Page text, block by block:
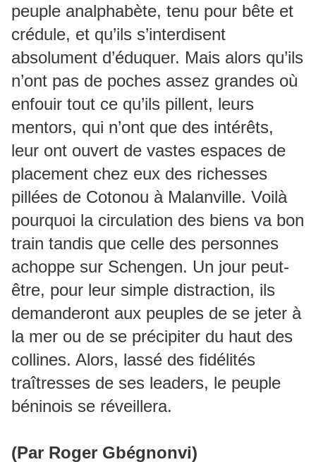
peuple analphabète, tenu pour bête et
crédule, et qu’ils s’interdisent
absolument d’éduquer. Mais alors qu’ils
n’ont pas de poches assez grandes où
enfouir tout ce qu’ils pillent, leurs
mentors, qui n’ont que des intérêts,
leur ont ouvert de vastes espaces de
placement chez eux des richesses
pillées de Cotonou à Malanville. Voilà
pourquoi la circulation des biens va bon
train tandis que celle des personnes
achoppe sur Schengen. Un jour peut-
être, pour leur simple distraction, ils
demanderont aux peuples de se jeter à
la mer ou de se précipiter du haut des
collines. Alors, lassé des fidélités
traîtresses de ses leaders, le peuple
béninois se réveillera.
(Par Roger Gbégnonvi)